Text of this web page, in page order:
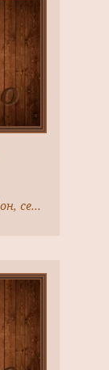
Московская область, Рузский район, село Никольское